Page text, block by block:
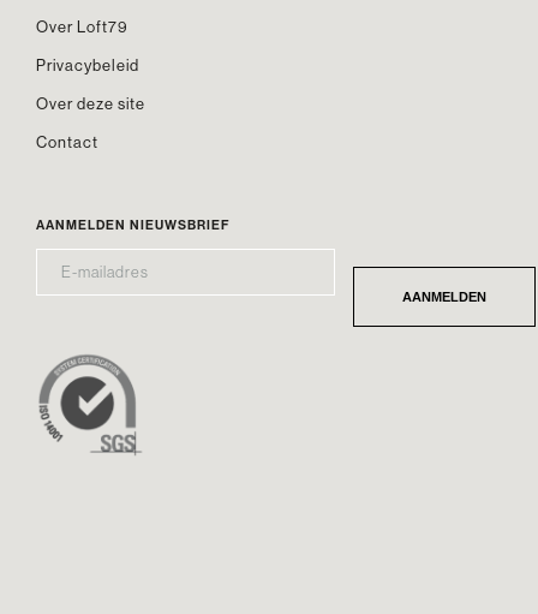
Over Loft79
Privacybeleid
Over deze site
Contact
AANMELDEN NIEUWSBRIEF
MAILADRES* AANMELDEN